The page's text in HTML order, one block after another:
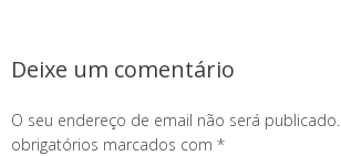
Deixe um comentário
O seu endereço de email não será publicado.
obrigatórios marcados com *